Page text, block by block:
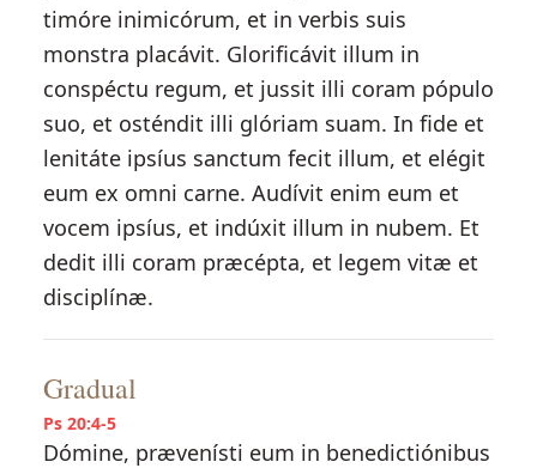
timóre inimicórum, et in verbis suis
monstra placávit. Glorificávit illum in
conspéctu regum, et jussit illi coram pópulo
suo, et osténdit illi glóriam suam. In fide et
lenitáte ipsíus sanctum fecit illum, et elégit
eum ex omni carne. Audívit enim eum et
vocem ipsíus, et indúxit illum in nubem. Et
dedit illi coram præcépta, et legem vitæ et
disciplínæ.
Gradual
Ps 20:4-5
Dómine, prævenísti eum in benedictiónibus